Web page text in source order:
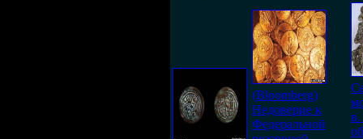
(Bloomberg)
Недоверие к
Федеральной